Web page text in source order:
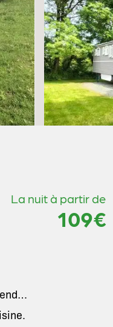
La nuit à partir de
109€